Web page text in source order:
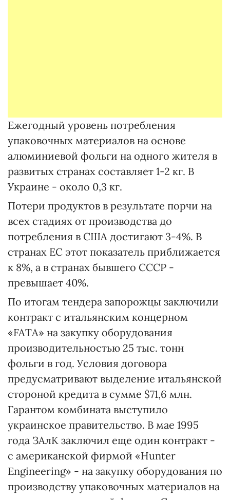
Ежегодный уровень потребления
упаковочных материалов на основе
алюминиевой фольги на одного жителя в
развитых странах составляет 1-2 кг. В
Украине - около 0,3 кг.
Потери продуктов в результате порчи на
всех стадиях от производства до
потребления в США достигают 3-4%. В
странах ЕС этот показатель приближается
к 8%, а в странах бывшего СССР -
превышает 40%.
По итогам тендера запорожцы заключили
контракт с итальянским концерном
«FATA» на закупку оборудования
производительностью 25 тыс. тонн
фольги в год. Условия договора
предусматривают выделение итальянской
стороной кредита в сумме $71,6 млн.
Гарантом комбината выступило
украинское правительство. В мае 1995
года ЗАлК заключил еще один контракт -
с американской фирмой «Hunter
Engineering» - на закупку оборудования по
производству упаковочных материалов на